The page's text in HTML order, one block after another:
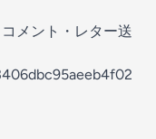
メント・レター送